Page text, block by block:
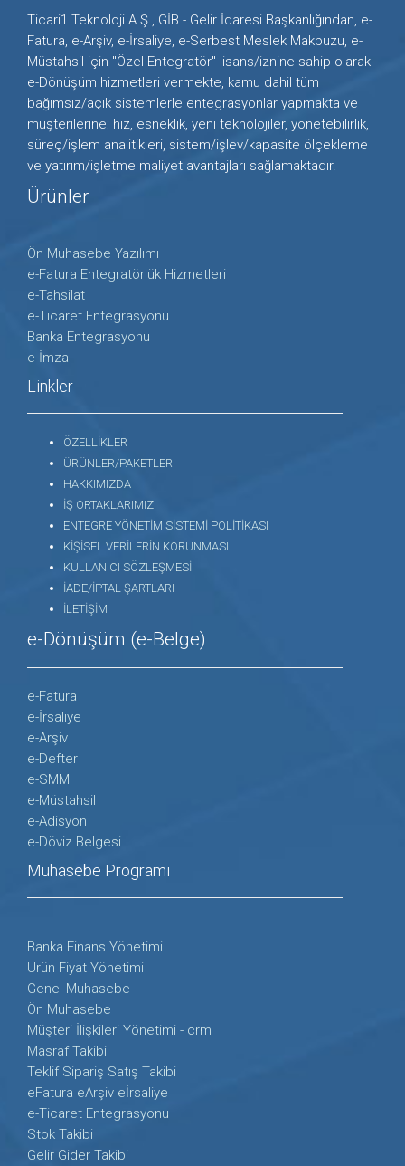
Ticari1 Teknoloji A.Ş., GİB - Gelir İdaresi Başkanlığından, e-
Fatura, e-Arşiv, e-İrsaliye, e-Serbest Meslek Makbuzu, e-
Müstahsil için "Özel Entegratör" lisans/iznine sahip olarak
e-Dönüşüm hizmetleri vermekte, kamu dahil tüm
bağımsız/açık sistemlerle entegrasyonlar yapmakta ve
müşterilerine; hız, esneklik, yeni teknolojiler, yönetebilirlik,
süreç/işlem analitikleri, sistem/işlev/kapasite ölçekleme
ve yatırım/işletme maliyet avantajları sağlamaktadır.
Ürünler
Ön Muhasebe Yazılımı
e-Fatura Entegratörlük Hizmetleri
e-Tahsilat
e-Ticaret Entegrasyonu
Banka Entegrasyonu
e-İmza
Linkler
ÖZELLİKLER
ÜRÜNLER/PAKETLER
HAKKIMIZDA
İŞ ORTAKLARIMIZ
ENTEGRE YÖNETİM SİSTEMİ POLİTİKASI
KİŞİSEL VERİLERİN KORUNMASI
KULLANICI SÖZLEŞMESİ
İADE/İPTAL ŞARTLARI
İLETİŞİM
e-Dönüşüm (e-Belge)
e-Fatura
e-İrsaliye
e-Arşiv
e-Defter
e-SMM
e-Müstahsil
e-Adisyon
e-Döviz Belgesi
Muhasebe Programı
Banka Finans Yönetimi
Ürün Fiyat Yönetimi
Genel Muhasebe
Ön Muhasebe
Müşteri İlişkileri Yönetimi - crm
Masraf Takibi
Teklif Sipariş Satış Takibi
eFatura eArşiv eİrsaliye
e-Ticaret Entegrasyonu
Stok Takibi
Gelir Gider Takibi